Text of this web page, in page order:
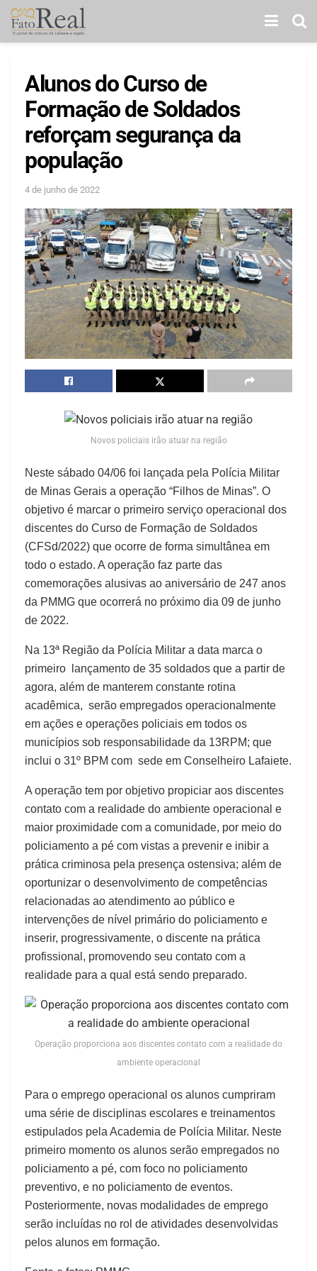
Alunos do Curso de
Formação de Soldados
reforçam segurança da
população
4 de junho de 2022
Novos policiais irão atuar na região
Neste sábado 04/06 foi lançada pela Polícia Militar
de Minas Gerais a operação “Filhos de Minas”. O
objetivo é marcar o primeiro serviço operacional dos
discentes do Curso de Formação de Soldados
(CFSd/2022) que ocorre de forma simultânea em
todo o estado. A operação faz parte das
comemorações alusivas ao aniversário de 247 anos
da PMMG que ocorrerá no próximo dia 09 de junho
de 2022.
Na 13ª Região da Polícia Militar a data marca o
primeiro lançamento de 35 soldados que a partir de
agora, além de manterem constante rotina
acadêmica, serão empregados operacionalmente
em ações e operações policiais em todos os
municípios sob responsabilidade da 13RPM; que
inclui o 31º BPM com sede em Conselheiro Lafaiete.
A operação tem por objetivo propiciar aos discentes
contato com a realidade do ambiente operacional e
maior proximidade com a comunidade, por meio do
policiamento a pé com vistas a prevenir e inibir a
prática criminosa pela presença ostensiva; além de
oportunizar o desenvolvimento de competências
relacionadas ao atendimento ao público e
intervenções de nível primário do policiamento e
inserir, progressivamente, o discente na prática
profissional, promovendo seu contato com a
realidade para a qual está sendo preparado.
Operação proporciona aos discentes contato com a realidade do
ambiente operacional
Para o emprego operacional os alunos cumpriram
uma série de disciplinas escolares e treinamentos
estipulados pela Academia de Polícia Militar. Neste
primeiro momento os alunos serão empregados no
policiamento a pé, com foco no policiamento
preventivo, e no policiamento de eventos.
Posteriormente, novas modalidades de emprego
serão incluídas no rol de atividades desenvolvidas
pelos alunos em formação.